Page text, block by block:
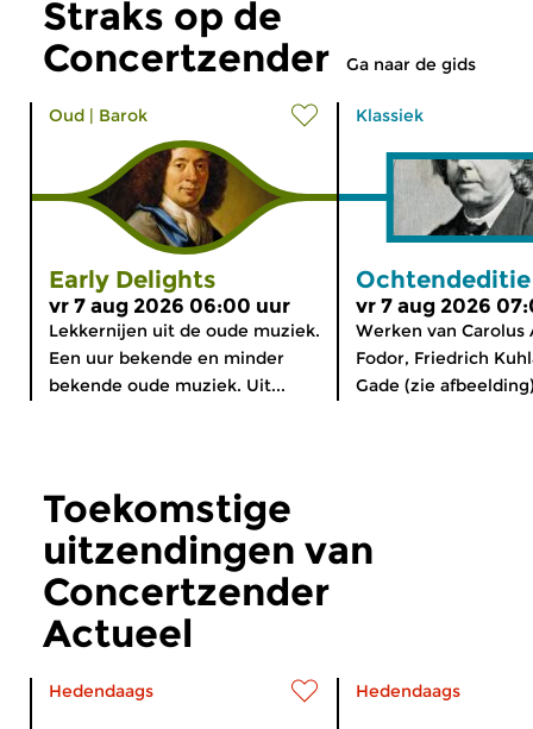
Straks op de
Concertzender
Ga naar de gids
Oud Barok
Early Delights
vr 7 aug 2026 06:00 uur
Lekkernijen uit de oude muziek.
Een uur bekende en minder
bekende oude muziek. Uit...
Klassiek
Ochtendeditie
vr 7 aug 2026
Werken van Carolus
Fodor, Friedrich
Gade (zie
Toekomstige
uitzendingen van
Concertzender
Actueel
Hedendaags Hedendaags